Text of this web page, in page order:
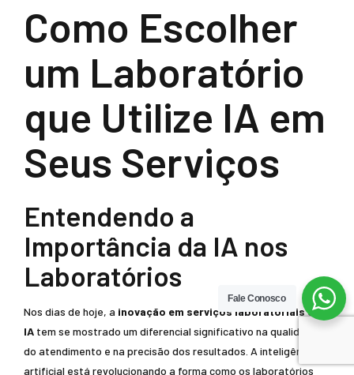
Como Escolher
um Laboratório
que Utilize IA em
Seus Serviços
Entendendo a
Importância da IA nos
Laboratórios
Nos dias de hoje, a inovação em serviços laboratoriais com
IA tem se mostrado um diferencial significativo na qualidade
do atendimento e na precisão dos resultados. A inteligência
artificial está revolucionando a forma como os laboratórios
Fale Conosco